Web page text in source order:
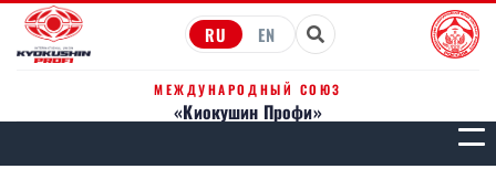
RU EN
МЕЖДУНАРОДНЫЙ СОЮЗ
«Киокушин Профи»